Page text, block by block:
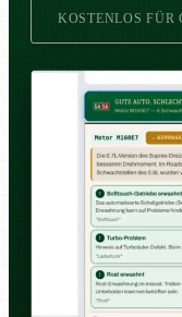
KOSTENLOS FÜR